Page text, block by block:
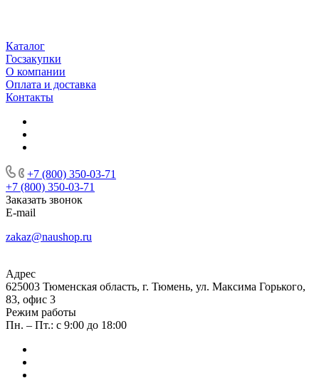
Каталог
Госзакупки
О компании
Оплата и доставка
Контакты
+7 (800) 350-03-71
+7 (800) 350-03-71
Заказать звонок
E-mail
zakaz@naushop.ru
Адрес
625003 Тюменская область, г. Тюмень, ул. Максима Горького,
83, офис 3
Режим работы
Пн. – Пт.: с 9:00 до 18:00